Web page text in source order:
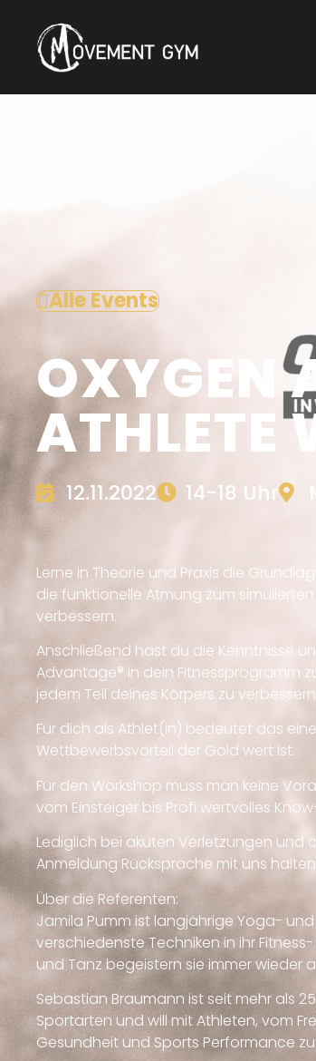
Alle Events
OXYGEN
ATHLETE
12.11.2022 14-18 Uhr
Lerne in Theorie und Praxis die
die funktionelle Atmung zum
verbessern.
Anschließend hast du die Kenntnisse
Advantage® in dein Fitnessprogramm
jedem Teil deines Körpers zu
Für dich als Athlet(in) bedeutet das
Wettbewerbsvorteil der Gold wert ist.
Für den Workshop muss man keine
vom Einsteiger bis Profi wertvolles
Lediglich bei akuten Verletzungen und
Anmeldung Rücksprache mit uns
Über die Referenten:
Jamila Pumm ist langjährige Yoga-
verschiedenste Techniken in ihr
und Tanz begeistern sie immer wieder
Sebastian Braumann ist seit mehr als
Sportarten und will mit Athleten, vom
Gesundheit und Sports Performance